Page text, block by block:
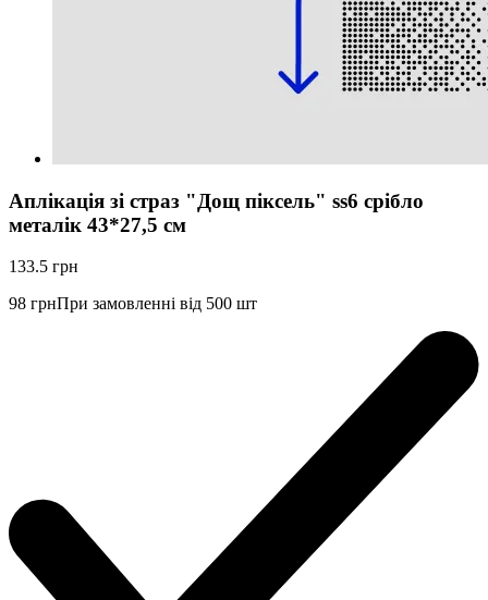
Аплікація зі страз "Дощ піксель" ss6 срібло
металік 43*27,5 см
133.5 грн
98 грнПри замовленні від 500 шт